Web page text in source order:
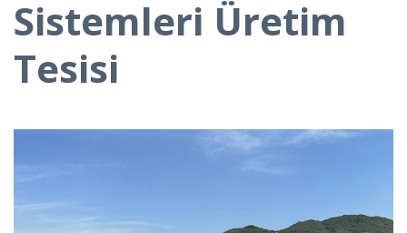
Sistemleri Üretim
Tesisi